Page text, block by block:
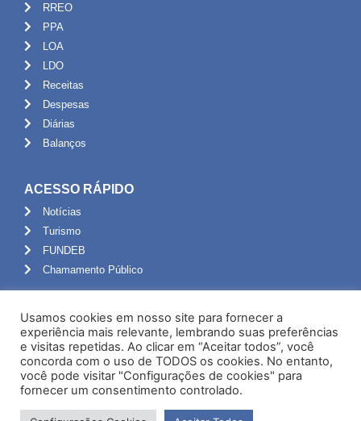
RREO
PPA
LOA
LDO
Receitas
Despesas
Diárias
Balanços
ACESSO RÁPIDO
Notícias
Turismo
FUNDEB
Chamamento Público
Portal do Servidor
Webmail
Administração
Usamos cookies em nosso site para fornecer a
experiência mais relevante, lembrando suas preferências
e visitas repetidas. Ao clicar em “Aceitar todos”, você
concorda com o uso de TODOS os cookies. No entanto,
você pode visitar "Configurações de cookies" para
fornecer um consentimento controlado.